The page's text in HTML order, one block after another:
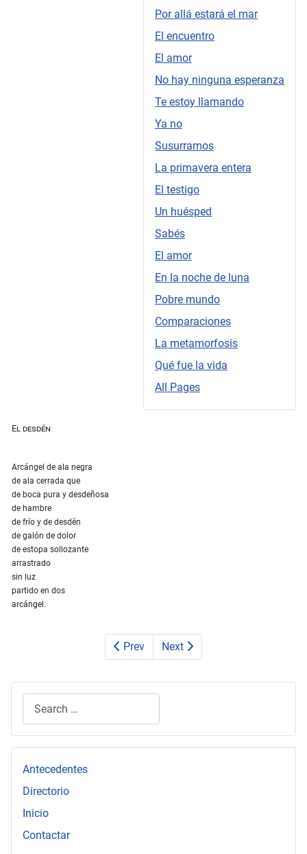
Por allá estará el mar
El encuentro
El amor
No hay ninguna esperanza
Te estoy llamando
Ya no
Susurramos
La primavera entera
El testigo
Un huésped
Sabés
El amor
En la noche de luna
Pobre mundo
Comparaciones
La metamorfosis
Qué fue la vida
All Pages
El desdén
Arcángel de ala negra
de ala cerrada que
de boca pura y desdeñosa
de hambre
de frío y de desdén
de galón de dolor
de estopa sollozante
arrastrado
sin luz
partido en dos
arcángel.
Prev Next
Antecedentes
Directorio
Inicio
Contactar